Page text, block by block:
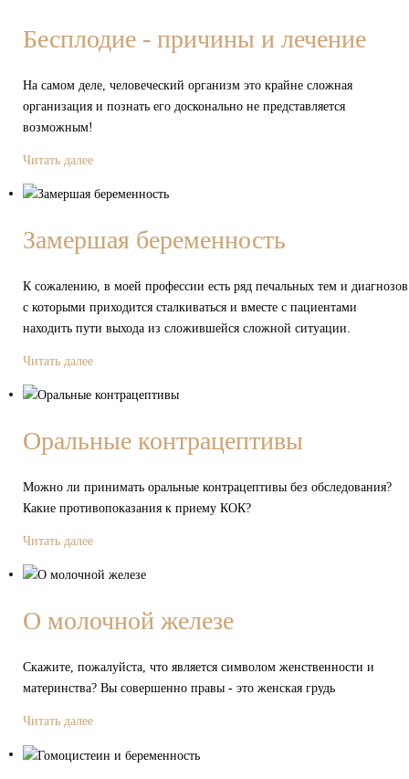
Бесплодие - причины и лечение
На самом деле, человеческий организм это крайне сложная
организация и познать его досконально не представляется
возможным!
Читать далее
Замершая беременность
К сожалению, в моей профессии есть ряд печальных тем и диагнозов
с которыми приходится сталкиваться и вместе с пациентами
находить пути выхода из сложившейся сложной ситуации.
Читать далее
Оральные контрацептивы
Можно ли принимать оральные контрацептивы без обследования?
Какие противопоказания к приему КОК?
Читать далее
О молочной железе
Скажите, пожалуйста, что является символом женственности и
материнства? Вы совершенно правы - это женская грудь
Читать далее